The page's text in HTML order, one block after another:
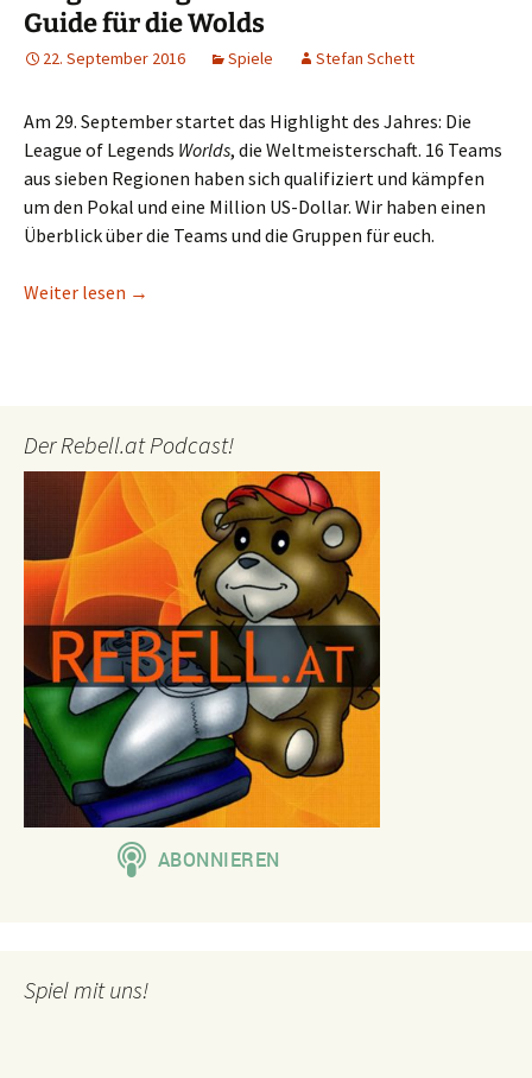
Guide für die Wolds
22. September 2016 Spiele Stefan Schett
Am 29. September startet das Highlight des Jahres: Die
League of Legends Worlds, die Weltmeisterschaft. 16 Teams
aus sieben Regionen haben sich qualifiziert und kämpfen
um den Pokal und eine Million US-Dollar. Wir haben einen
Überblick über die Teams und die Gruppen für euch.
Weiter lesen League of Legends: Der ultimative Guide für die
→
Der Rebell.at Podcast!
Spiel mit uns!